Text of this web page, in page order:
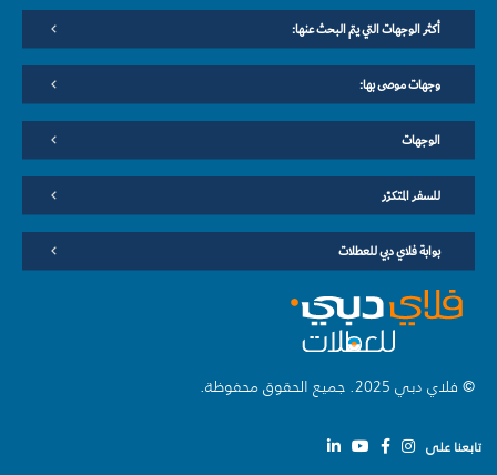
أكثر الوجهات التي يتم البحث عنها:
وجهات موصى بها:
الوجهات
للسفر المتكرّر
بوابة فلاي دبي للعطلات
© فلاي دبي 2025. جميع الحقوق محفوظة.
تابعنا على